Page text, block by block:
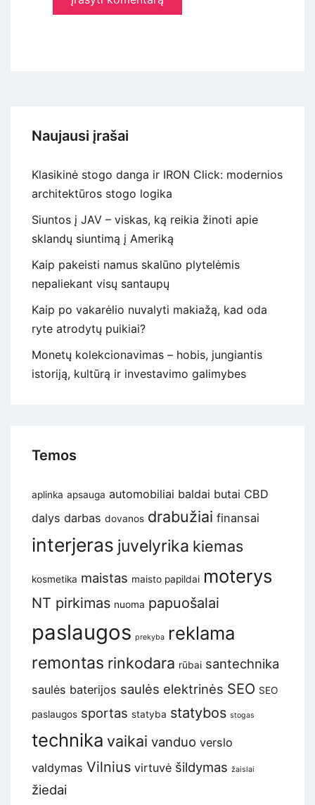
Naujausi įrašai
Klasikinė stogo danga ir IRON Click: modernios
architektūros stogo logika
Siuntos į JAV – viskas, ką reikia žinoti apie
sklandų siuntimą į Ameriką
Kaip pakeisti namus skalūno plytelėmis
nepaliekant visų santaupų
Kaip po vakarėlio nuvalyti makiažą, kad oda
ryte atrodytų puikiai?
Monetų kolekcionavimas – hobis, jungiantis
istoriją, kultūrą ir investavimo galimybes
Temos
aplinka apsauga automobiliai baldai butai CBD
dalys darbas dovanos drabužiai finansai
interjeras juvelyrika kiemas
kosmetika maistas maisto papildai moterys
NT pirkimas nuoma papuošalai
paslaugos prekyba reklama
remontas rinkodara rūbai santechnika
saulės baterijos saulės elektrinės SEO SEO
paslaugos sportas statyba statybos stogas
technika vaikai vanduo verslo
valdymas Vilnius virtuvė šildymas žaislai
žiedai